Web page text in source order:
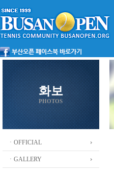
화보
PHOTOS
ㆍOFFICIAL
ㆍGALLERY